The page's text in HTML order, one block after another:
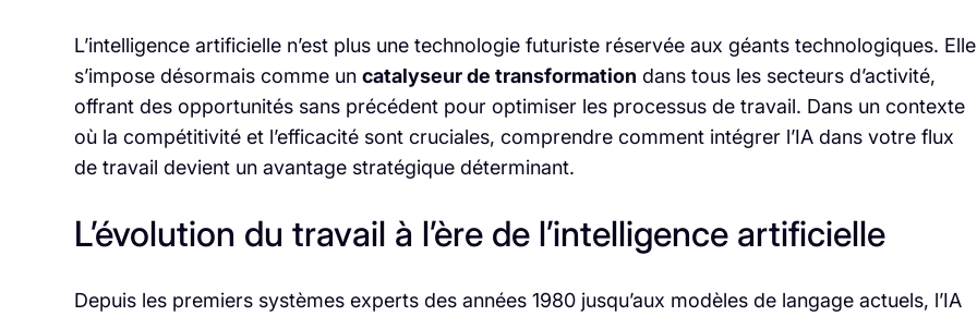
L’intelligence artificielle n’est plus une technologie futuriste réservée aux géants technologiques. Elle
s’impose désormais comme un catalyseur de transformation dans tous les secteurs d’activité,
offrant des opportunités sans précédent pour optimiser les processus de travail. Dans un contexte
où la compétitivité et l’efficacité sont cruciales, comprendre comment intégrer l’IA dans votre flux
de travail devient un avantage stratégique déterminant.
L’évolution du travail à l’ère de l’intelligence artificielle
Depuis les premiers systèmes experts des années 1980 jusqu’aux modèles de langage actuels, l’IA